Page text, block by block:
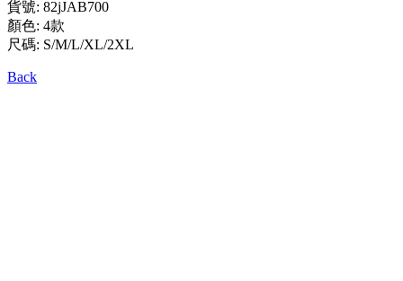
貨號: 82jJAB700
顏色: 4款
尺碼: S/M/L/XL/2XL
Back